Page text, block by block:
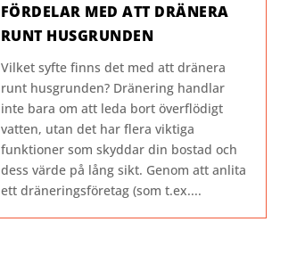
FÖRDELAR MED ATT DRÄNERA
RUNT HUSGRUNDEN
Vilket syfte finns det med att dränera
runt husgrunden? Dränering handlar
inte bara om att leda bort överflödigt
vatten, utan det har flera viktiga
funktioner som skyddar din bostad och
dess värde på lång sikt. Genom att anlita
ett dräneringsföretag (som t.ex....